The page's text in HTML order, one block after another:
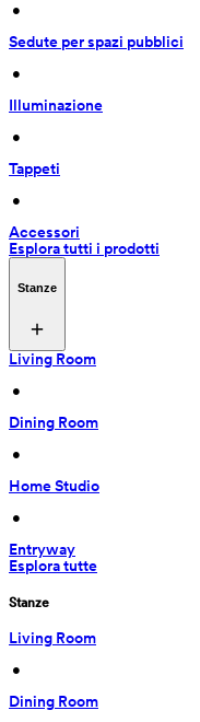
•
Sedute per spazi pubblici
•
Illuminazione
•
Tappeti
•
Accessori
Esplora tutti i prodotti
Stanze
Living Room
•
Dining Room
•
Home Studio
•
Entryway
Esplora tutte
Stanze
Living Room
•
Dining Room